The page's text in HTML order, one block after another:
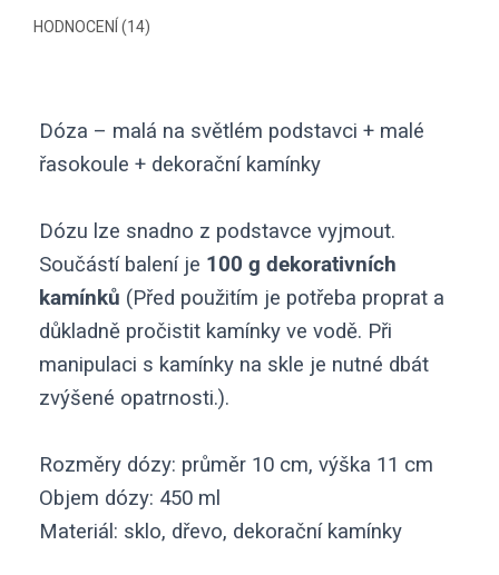
HODNOCENÍ (14)
Dóza – malá na světlém podstavci + malé
řasokoule + dekorační kamínky
Dózu lze snadno z podstavce vyjmout.
Součástí balení je 100 g dekorativních
kamínků (Před použitím je potřeba proprat a
důkladně pročistit kamínky ve vodě. Při
manipulaci s kamínky na skle je nutné dbát
zvýšené opatrnosti.).
Rozměry dózy: průměr 10 cm, výška 11 cm
Objem dózy: 450 ml
Materiál: sklo, dřevo, dekorační kamínky